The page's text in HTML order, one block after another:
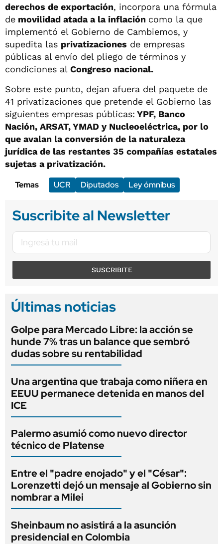
derechos de exportación, incorpora una fórmula
de movilidad atada a la inflación como la que
implementó el Gobierno de Cambiemos, y
supedita las privatizaciones de empresas
públicas al envío del pliego de términos y
condiciones al Congreso nacional.
Sobre este punto, dejan afuera del paquete de
41 privatizaciones que pretende el Gobierno las
siguientes empresas públicas: YPF, Banco
Nación, ARSAT, YMAD y Nucleoeléctrica, por lo
que avalan la conversión de la naturaleza
jurídica de las restantes 35 compañías estatales
sujetas a privatización.
Temas
UCR Diputados Ley ómnibus
Suscribite al Newsletter
SUSCRIBITE
Últimas noticias
Golpe para Mercado Libre: la acción se
hunde 7% tras un balance que sembró
dudas sobre su rentabilidad
Una argentina que trabaja como niñera en
EEUU permanece detenida en manos del
ICE
Palermo asumió como nuevo director
técnico de Platense
Entre el "padre enojado" y el "César":
Lorenzetti dejó un mensaje al Gobierno sin
nombrar a Milei
Sheinbaum no asistirá a la asunción
presidencial en Colombia